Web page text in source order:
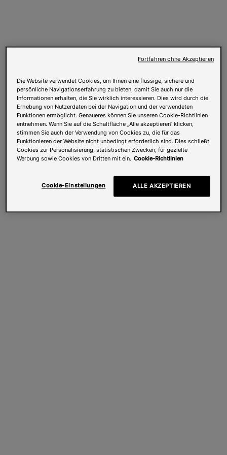
Die Website verwendet Cookies, um Ihnen eine flüssige, sichere und
persönliche Navigationserfahrung zu bieten, damit Sie auch nur die
Informationen erhalten, die Sie wirklich interessieren. Dies wird durch die
Erhebung von Nutzerdaten bei der Navigation und der verwendeten
Funktionen ermöglicht. Genaueres können Sie unseren Cookie-Richtlinien
entnehmen. Wenn Sie auf die Schaltfläche „Alle akzeptieren“ klicken,
stimmen Sie auch der Verwendung von Cookies zu, die für das
Funktionieren der Website nicht unbedingt erforderlich sind. Dies schließt
Cookies zur Personalisierung, statistischen Zwecken, für gezielte
Werbung sowie Cookies von Dritten mit ein. Cookie-Richtlinien
Cookie-Einstellungen ALLE AKZEPTIEREN
Fortfahren ohne Akzeptieren